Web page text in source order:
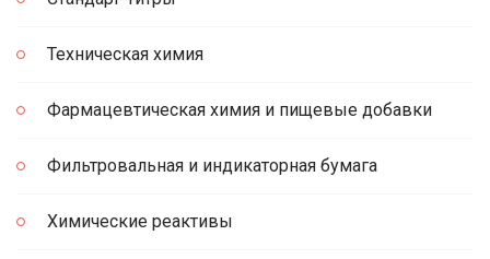
Техническая химия
Фармацевтическая химия и пищевые добавки
Фильтровальная и индикаторная бумага
Химические реактивы